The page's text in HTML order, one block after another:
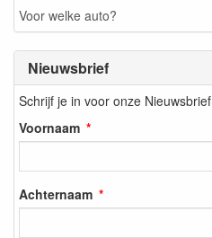
Voor welke auto?
Nieuwsbrief
Schrijf je in voor onze Nieuwsbrief
Voornaam
Achternaam